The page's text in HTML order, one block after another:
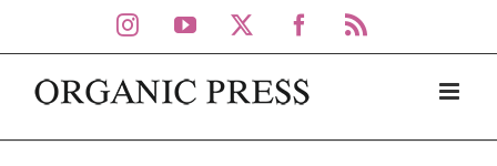
to
content
Instagram
YouTube Facebook